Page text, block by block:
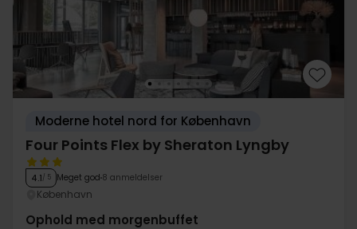
Moderne hotel nord for København
Four Points Flex by Sheraton Lyngby
4.1/ 5 Meget god 8 anmeldelser
København
Ophold med morgenbuffet